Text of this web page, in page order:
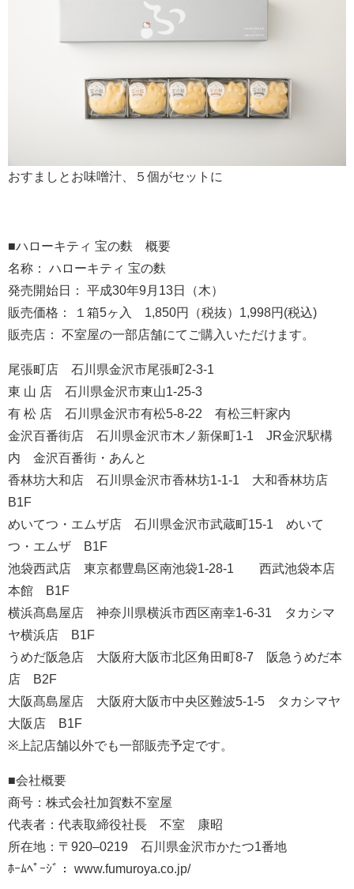
おすましとお味噌汁、５個がセットに
■ハローキティ 宝の麩 概要
名称： ハローキティ 宝の麩
発売開始日： 平成30年9月13日（木）
販売価格： １箱5ヶ入 1,850円（税抜）1,998円(税込)
販売店： 不室屋の一部店舗にてご購入いただけます。
尾張町店 石川県金沢市尾張町2-3-1
東 山 店 石川県金沢市東山1-25-3
有 松 店 石川県金沢市有松5-8-22 有松三軒家内
金沢百番街店 石川県金沢市木ノ新保町1-1 JR金沢駅構
内 金沢百番街・あんと
香林坊大和店 石川県金沢市香林坊1-1-1 大和香林坊店
B1F
めいてつ・エムザ店 石川県金沢市武蔵町15-1 めいて
つ・エムザ B1F
池袋西武店 東京都豊島区南池袋1-28-1 西武池袋本店
本館 B1F
横浜髙島屋店 神奈川県横浜市西区南幸1-6-31 タカシマ
ヤ横浜店 B1F
うめだ阪急店 大阪府大阪市北区角田町8-7 阪急うめだ本
店 B2F
大阪髙島屋店 大阪府大阪市中央区難波5-1-5 タカシマヤ
大阪店 B1F
※上記店舗以外でも一部販売予定です。
■会社概要
商号：株式会社加賀麩不室屋
代表者：代表取締役社長 不室 康昭
所在地：〒920–0219 石川県金沢市かたつ1番地
ﾎｰﾑﾍﾟｰｼﾞ： www.fumuroya.co.jp/